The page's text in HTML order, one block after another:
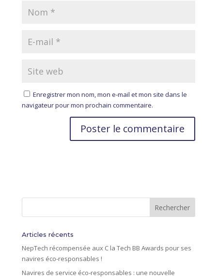
Enregistrer mon nom, mon e-mail et mon site dans le
navigateur pour mon prochain commentaire.
n
e
:
Articles récents
NepTech récompensée aux C la Tech BB Awards pour ses
navires éco-responsables !
Navires de service éco-responsables : une nouvelle